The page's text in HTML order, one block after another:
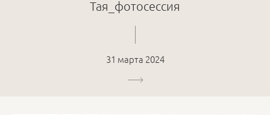
Тая_фотосессия
31 марта 2024